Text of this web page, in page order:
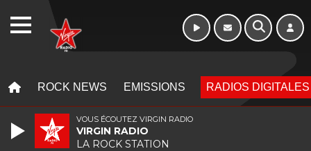
ROCK NEWS EMISSIONS RADIOS DIGITALES
VOUS ÉCOUTEZ VIRGIN RADIO
VIRGIN RADIO
LA ROCK STATION
WEBRADIO Morning - 6h à 10h